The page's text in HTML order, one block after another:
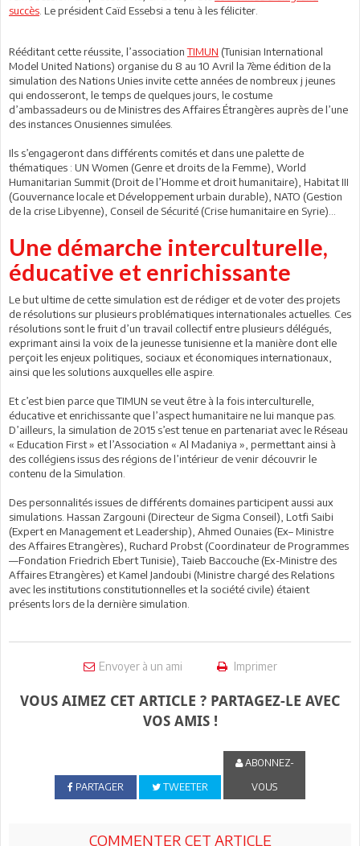
succès . Le président Caïd Essebsi a tenu à les féliciter.
Rééditant cette réussite, l’associationTIMUN (Tunisian International
Model United Nations) organise du 8 au 10 Avril la 7ème édition de la
simulation des Nations Unies invite cette années de nombreux j jeunes
qui endosseront, le temps de quelques jours, le costume
d’ambassadeurs ou de Ministres des Affaires Étrangères auprès de l’une
des instances Onusiennes simulées.
Ils s’engageront dans différents comités et dans une palette de
thématiques : UN Women (Genre et droits de la Femme), World
Humanitarian Summit (Droit de l’Homme et droit humanitaire), Habitat III
(Gouvernance locale et Développement urbain durable), NATO (Gestion
de la crise Libyenne), Conseil de Sécurité (Crise humanitaire en Syrie)…
Une démarche interculturelle,
éducative et enrichissante
Le but ultime de cette simulation est de rédiger et de voter des projets
de résolutions sur plusieurs problématiques internationales actuelles. Ces
résolutions sont le fruit d’un travail collectif entre plusieurs délégués,
exprimant ainsi la voix de la jeunesse tunisienne et la manière dont elle
perçoit les enjeux politiques, sociaux et économiques internationaux,
ainsi que les solutions auxquelles elle aspire.
Et c’est bien parce que TIMUN se veut être à la fois interculturelle,
éducative et enrichissante que l’aspect humanitaire ne lui manque pas.
D’ailleurs, la simulation de 2015 s’est tenue en partenariat avec le Réseau
« Education First » et l’Association « Al Madaniya », permettant ainsi à
des collégiens issus des régions de l’intérieur de venir découvrir le
contenu de la Simulation.
Des personnalités issues de différents domaines participent aussi aux
simulations. Hassan Zargouni (Directeur de Sigma Conseil), Lotfi Saibi
(Expert en Management et Leadership), Ahmed Ounaies (Ex– Ministre
des Affaires Etrangères), Ruchard Probst (Coordinateur de Programmes
—Fondation Friedrich Ebert Tunisie), Taieb Baccouche (Ex-Ministre des
Affaires Etrangères) et Kamel Jandoubi (Ministre chargé des Relations
avec les institutions constitutionnelles et la société civile) étaient
présents lors de la dernière simulation.
Envoyer à un ami Imprimer
VOUS AIMEZ CET ARTICLE ? PARTAGEZ-LE AVEC
VOS AMIS !
PARTAGER TWEETER
ABONNEZ-
VOUS
COMMENTER CET ARTICLE